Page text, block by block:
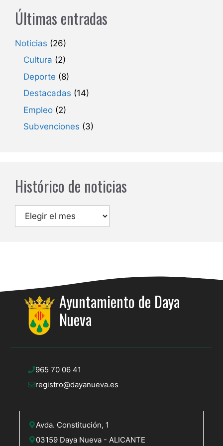
Últimas entradas
Noticias (26)
Cultura (2)
Deporte (8)
Destacadas (14)
Empleo (2)
Subvenciones (3)
Histórico de noticias
Archivos
Ayuntamiento de Daya
Nueva
965 70 06 41
registro@dayanueva.es
Avda. Constitución, 1
03159 Daya Nueva - ALICANTE